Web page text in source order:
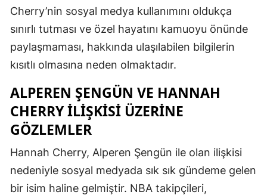
Sivas
Tekirdağ
Tokat
Uşak
Van
Cherry’nin sosyal medya kullanımını oldukça
sınırlı tutması ve özel hayatını kamuoyu önünde
paylaşmaması, hakkında ulaşılabilen bilgilerin
kısıtlı olmasına neden olmaktadır.
ALPEREN ŞENGÜN VE HANNAH
CHERRY İLIŞKISI ÜZERINE
GÖZLEMLER
Hannah Cherry, Alperen Şengün ile olan ilişkisi
nedeniyle sosyal medyada sık sık gündeme gelen
bir isim haline gelmiştir. NBA takipçileri,